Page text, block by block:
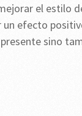
el estilo
un efecto
sino